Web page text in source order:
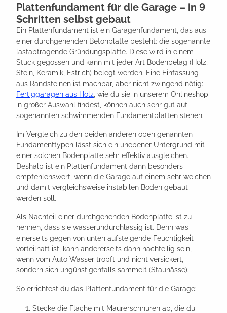
Plattenfundament für die Garage – in 9
Schritten selbst gebaut
Ein Plattenfundament ist ein Garagenfundament, das aus
einer durchgehenden Betonplatte besteht: die sogenannte
lastabtragende Gründungsplatte. Diese wird in einem
Stück gegossen und kann mit jeder Art Bodenbelag (Holz,
Stein, Keramik, Estrich) belegt werden. Eine Einfassung
aus Randsteinen ist machbar, aber nicht zwingend nötig:
Fertiggaragen aus Holz , wie du sie in unserem Onlineshop
in großer Auswahl findest, können auch sehr gut auf
sogenannten schwimmenden Fundamentplatten stehen.
Im Vergleich zu den beiden anderen oben genannten
Fundamenttypen lässt sich ein unebener Untergrund mit
einer solchen Bodenplatte sehr effektiv ausgleichen.
Deshalb ist ein Plattenfundament dann besonders
empfehlenswert, wenn die Garage auf einem sehr weichen
und damit vergleichsweise instabilen Boden gebaut
werden soll.
Als Nachteil einer durchgehenden Bodenplatte ist zu
nennen, dass sie wasserundurchlässig ist. Denn was
einerseits gegen von unten aufsteigende Feuchtigkeit
vorteilhaft ist, kann andererseits dann nachteilig sein,
wenn vom Auto Wasser tropft und nicht versickert,
sondern sich ungünstigenfalls sammelt (Staunässe).
So errichtest du das Plattenfundament für die Garage:
Stecke die Fläche mit Maurerschnüren ab, die du